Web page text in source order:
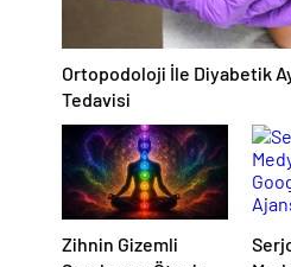
Ortopodoloji İle Diyabetik
Tedavisi
Zihnin Gizemli
Serjoy :